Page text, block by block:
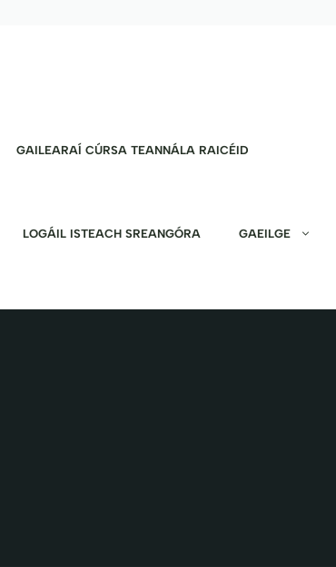
GAILEARAÍ CÚRSA TEANNÁLA RAICÉID
LOGÁIL ISTEACH SREANGÓRA GAEILGE